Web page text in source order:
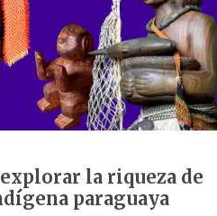
la riqueza de
paraguaya